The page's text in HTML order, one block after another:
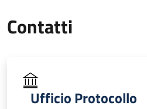
Contatti
Ufficio Protocollo